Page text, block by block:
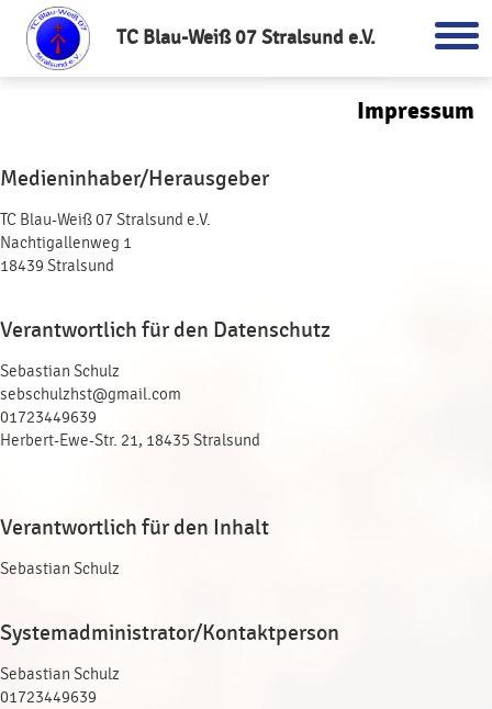
TC Blau-Weiß 07 Stralsund e.V.
Impressum
Medieninhaber/Herausgeber
TC Blau-Weiß 07 Stralsund e.V.
Nachtigallenweg 1
18439 Stralsund
Verantwortlich für den Datenschutz
Sebastian Schulz
sebschulzhst@gmail.com
01723449639
Herbert-Ewe-Str. 21, 18435 Stralsund
Verantwortlich für den Inhalt
Sebastian Schulz
Systemadministrator/Kontaktperson
Sebastian Schulz
01723449639